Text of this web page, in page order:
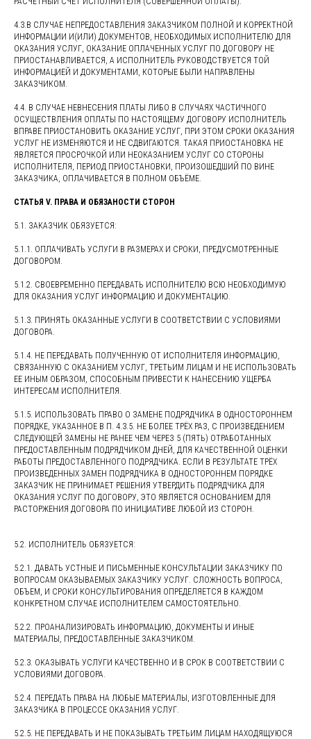
4.3.В СЛУЧАЕ НЕПРЕДОСТАВЛЕНИЯ ЗАКАЗЧИКОМ ПОЛНОЙ И КОРРЕКТНОЙ
ИНФОРМАЦИИ И(ИЛИ) ДОКУМЕНТОВ, НЕОБХОДИМЫХ ИСПОЛНИТЕЛЮ ДЛЯ
ОКАЗАНИЯ УСЛУГ, ОКАЗАНИЕ ОПЛАЧЕННЫХ УСЛУГ ПО ДОГОВОРУ НЕ
ПРИОСТАНАВЛИВАЕТСЯ, А ИСПОЛНИТЕЛЬ РУКОВОДСТВУЕТСЯ ТОЙ
ИНФОРМАЦИЕЙ И ДОКУМЕНТАМИ, КОТОРЫЕ БЫЛИ НАПРАВЛЕНЫ
ЗАКАЗЧИКОМ.
4.4. В СЛУЧАЕ НЕВНЕСЕНИЯ ПЛАТЫ ЛИБО В СЛУЧАЯХ ЧАСТИЧНОГО
ОСУЩЕСТВЛЕНИЯ ОПЛАТЫ ПО НАСТОЯЩЕМУ ДОГОВОРУ ИСПОЛНИТЕЛЬ
ВПРАВЕ ПРИОСТАНОВИТЬ ОКАЗАНИЕ УСЛУГ, ПРИ ЭТОМ СРОКИ ОКАЗАНИЯ
УСЛУГ НЕ ИЗМЕНЯЮТСЯ И НЕ СДВИГАЮТСЯ. ТАКАЯ ПРИОСТАНОВКА НЕ
ЯВЛЯЕТСЯ ПРОСРОЧКОЙ ИЛИ НЕОКАЗАНИЕМ УСЛУГ СО СТОРОНЫ
ИСПОЛНИТЕЛЯ, ПЕРИОД ПРИОСТАНОВКИ, ПРОИЗОШЕДШИЙ ПО ВИНЕ
ЗАКАЗЧИКА, ОПЛАЧИВАЕТСЯ В ПОЛНОМ ОБЪЁМЕ.
СТАТЬЯ V. ПРАВА И ОБЯЗАНОСТИ СТОРОН
5.1. ЗАКАЗЧИК ОБЯЗУЕТСЯ:
5.1.1. ОПЛАЧИВАТЬ УСЛУГИ В РАЗМЕРАХ И СРОКИ, ПРЕДУСМОТРЕННЫЕ
ДОГОВОРОМ.
5.1.2. СВОЕВРЕМЕННО ПЕРЕДАВАТЬ ИСПОЛНИТЕЛЮ ВСЮ НЕОБХОДИМУЮ
ДЛЯ ОКАЗАНИЯ УСЛУГ ИНФОРМАЦИЮ И ДОКУМЕНТАЦИЮ.
5.1.3. ПРИНЯТЬ ОКАЗАННЫЕ УСЛУГИ В СООТВЕТСТВИИ С УСЛОВИЯМИ
ДОГОВОРА.
5.1.4. НЕ ПЕРЕДАВАТЬ ПОЛУЧЕННУЮ ОТ ИСПОЛНИТЕЛЯ ИНФОРМАЦИЮ,
СВЯЗАННУЮ С ОКАЗАНИЕМ УСЛУГ, ТРЕТЬИМ ЛИЦАМ И НЕ ИСПОЛЬЗОВАТЬ
ЕЕ ИНЫМ ОБРАЗОМ, СПОСОБНЫМ ПРИВЕСТИ К НАНЕСЕНИЮ УЩЕРБА
ИНТЕРЕСАМ ИСПОЛНИТЕЛЯ.
5.1.5. ИСПОЛЬЗОВАТЬ ПРАВО О ЗАМЕНЕ ПОДРЯДЧИКА В ОДНОСТОРОННЕМ
ПОРЯДКЕ, УКАЗАННОЕ В П. 4.3.5. НЕ БОЛЕЕ ТРЁХ РАЗ, С ПРОИЗВЕДЕНИЕМ
СЛЕДУЮЩЕЙ ЗАМЕНЫ НЕ РАНЕЕ ЧЕМ ЧЕРЕЗ 5 (ПЯТЬ) ОТРАБОТАННЫХ
ПРЕДОСТАВЛЕННЫМ ПОДРЯДЧИКОМ ДНЕЙ, ДЛЯ КАЧЕСТВЕННОЙ ОЦЕНКИ
РАБОТЫ ПРЕДОСТАВЛЕННОГО ПОДРЯДЧИКА. ЕСЛИ В РЕЗУЛЬТАТЕ ТРЁХ
ПРОИЗВЕДЕННЫХ ЗАМЕН ПОДРЯДЧИКА В ОДНОСТОРОННЕМ ПОРЯДКЕ
ЗАКАЗЧИК НЕ ПРИНИМАЕТ РЕШЕНИЯ УТВЕРДИТЬ ПОДРЯДЧИКА ДЛЯ
ОКАЗАНИЯ УСЛУГ ПО ДОГОВОРУ, ЭТО ЯВЛЯЕТСЯ ОСНОВАНИЕМ ДЛЯ
РАСТОРЖЕНИЯ ДОГОВОРА ПО ИНИЦИАТИВЕ ЛЮБОЙ ИЗ СТОРОН.
5.2. ИСПОЛНИТЕЛЬ ОБЯЗУЕТСЯ:
5.2.1. ДАВАТЬ УСТНЫЕ И ПИСЬМЕННЫЕ КОНСУЛЬТАЦИИ ЗАКАЗЧИКУ ПО
ВОПРОСАМ ОКАЗЫВАЕМЫХ ЗАКАЗЧИКУ УСЛУГ. СЛОЖНОСТЬ ВОПРОСА,
ОБЪЕМ, И СРОКИ КОНСУЛЬТИРОВАНИЯ ОПРЕДЕЛЯЕТСЯ В КАЖДОМ
КОНКРЕТНОМ СЛУЧАЕ ИСПОЛНИТЕЛЕМ САМОСТОЯТЕЛЬНО.
5.2.2. ПРОАНАЛИЗИРОВАТЬ ИНФОРМАЦИЮ, ДОКУМЕНТЫ И ИНЫЕ
МАТЕРИАЛЫ, ПРЕДОСТАВЛЕННЫЕ ЗАКАЗЧИКОМ.
5.2.3. ОКАЗЫВАТЬ УСЛУГИ КАЧЕСТВЕННО И В СРОК В СООТВЕТСТВИИ С
УСЛОВИЯМИ ДОГОВОРА.
5.2.4. ПЕРЕДАТЬ ПРАВА НА ЛЮБЫЕ МАТЕРИАЛЫ, ИЗГОТОВЛЕННЫЕ ДЛЯ
ЗАКАЗЧИКА В ПРОЦЕССЕ ОКАЗАНИЯ УСЛУГ.
5.2.5. НЕ ПЕРЕДАВАТЬ И НЕ ПОКАЗЫВАТЬ ТРЕТЬИМ ЛИЦАМ НАХОДЯЩУЮСЯ